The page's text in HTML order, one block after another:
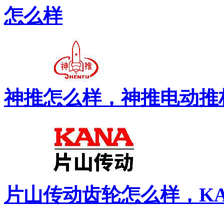
怎么样
神推怎么样，神推电动
片山传动齿轮怎么样，